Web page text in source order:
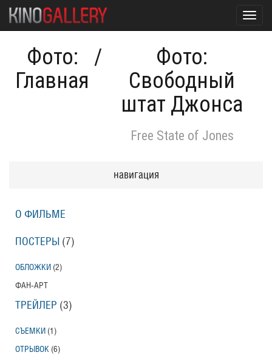
Фото:
Главная
/
Фото:
Свободный
штат Джонса
Free State of Jones
навигация
О ФИЛЬМЕ
ПОСТЕРЫ (7)
ОБЛОЖКИ (2)
ФАН-АРТ
ТРЕЙЛЕР (3)
СЪЕМКИ (1)
ОТРЫВОК (6)